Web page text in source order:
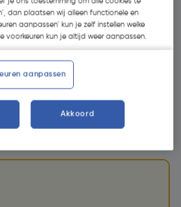
dan plaatsen wij alleen functionele en
aanpassen' kun je zelf instellen welke
voorkeuren kun je altijd weer aanpassen.
aanpassen
Akkoord